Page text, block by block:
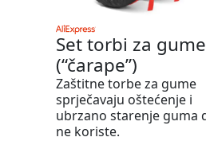
Set torbi za gume
(“čarape”)
Zaštitne torbe za gume
sprječavaju oštećenje i
ubrzano starenje guma
ne koriste.